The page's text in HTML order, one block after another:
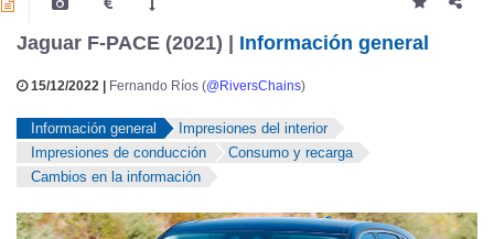
Jaguar F-PACE (2021) | Información general
15/12/2022 | Fernando Ríos (@RiversChains)
Información general
Impresiones del interior
Impresiones de conducción
Consumo y recarga
Cambios en la información